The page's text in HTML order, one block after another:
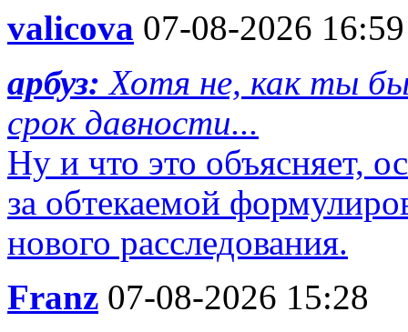
valicova 07-08-2026 16:59
арбуз:Хотя не, как ты
срок давности...
Ну и что это объясняет,
за обтекаемой
нового расследования.
Franz 07-08-2026 15:28